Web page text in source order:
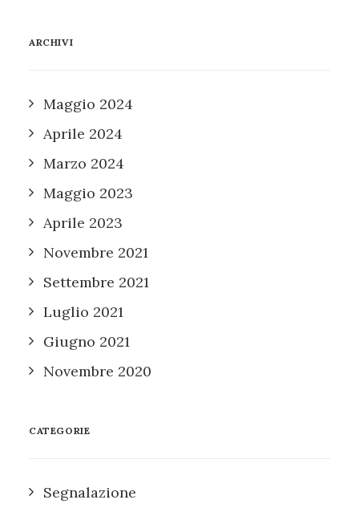
ARCHIVI
Maggio 2024
Aprile 2024
Marzo 2024
Maggio 2023
Aprile 2023
Novembre 2021
Settembre 2021
Luglio 2021
Giugno 2021
Novembre 2020
CATEGORIE
Segnalazione